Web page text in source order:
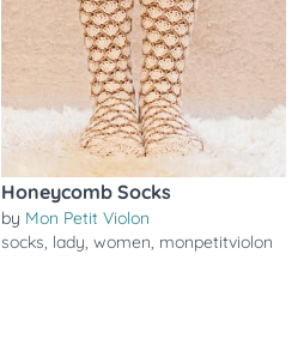
Honeycomb Socks
by Mon Petit Violon
socks, lady,women, monpetitviolon